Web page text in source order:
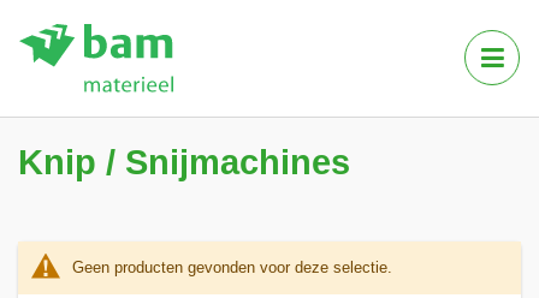
Nav
Knip / Snijmachines
Geen producten gevonden voor deze selectie.